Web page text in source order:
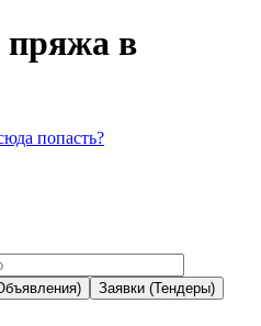
пряжа в
попасть?
Заявки (Тендеры)